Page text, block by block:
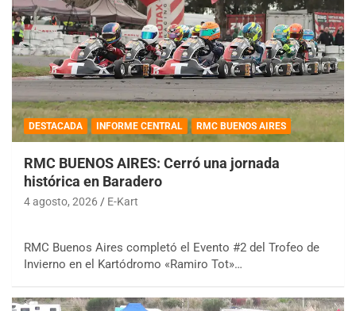
DESTACADA INFORME CENTRAL RMC BUENOS AIRES
RMC BUENOS AIRES: Cerró una jornada
histórica en Baradero
4 agosto, 2026 E-Kart
RMC Buenos Aires completó el Evento #2 del Trofeo de
Invierno en el Kartódromo «Ramiro Tot»…